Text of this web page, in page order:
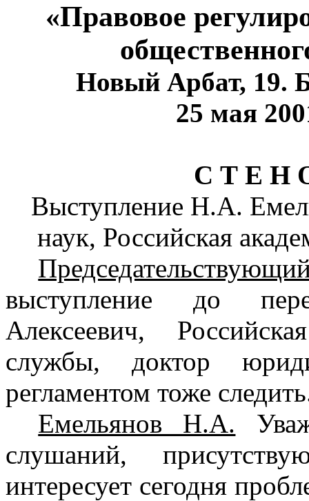
«Правовое
Новый Арбат, 19.
25 мая
С Т Е Н
Выступление Н.А.
наук, Российская
выступление до
Алексеевич,
службы, доктор
регламентом тоже
Емельянов Н.А.
слушаний,
интересует сегодня